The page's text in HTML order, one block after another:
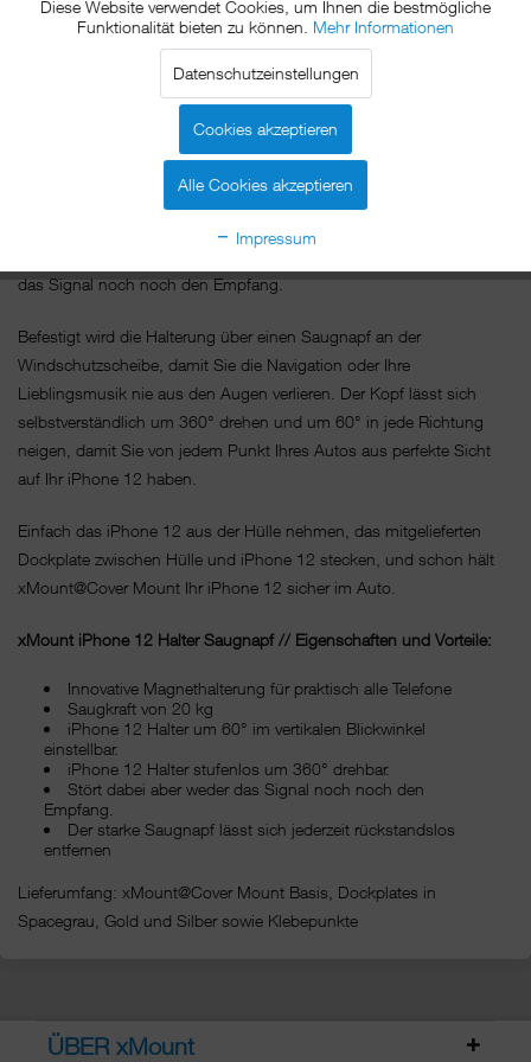
ist es sicher im Auto befestigt.
Das Geheimnis des xMount@Cover Mount ist die Dockplate, ein
kleines nur 0,2mm dickes aus Metall gefertigtes Plättchen, das Sie
problemlos zwischen Hülle und iPhone 12, direkt auf dem iPhone
können und die passgenau vom Magneten der Halterung
das Signal noch noch den Empfang.
Befestigt wird die Halterung über einen Saugnapf an der
Windschutzscheibe, damit Sie die Navigation oder Ihre
Lieblingsmusik nie aus den Augen verlieren. Der Kopf lässt sich
selbstverständlich um 360° drehen und um 60° in jede Richtung
neigen, damit Sie von jedem Punkt Ihres Autos aus perfekte Sicht
auf Ihr iPhone 12 haben.
Einfach das iPhone 12 aus der Hülle nehmen, das mitgelieferten
Dockplate zwischen Hülle und iPhone 12 stecken, und schon hält
xMount@Cover Mount Ihr iPhone 12 sicher im Auto.
xMount iPhone 12 Halter Saugnapf // Eigenschaften und Vorteile:
Innovative Magnethalterung für praktisch alle Telefone
Saugkraft von 20 kg
iPhone 12 Halter um 60° im vertikalen Blickwinkel
einstellbar.
iPhone 12 Halter stufenlos um 360° drehbar.
Stört dabei aber weder das Signal noch noch den
Empfang.
Der starke Saugnapf lässt sich jederzeit rückstandslos
entfernen
Lieferumfang: xMount@Cover Mount Basis, Dockplates in
Spacegrau, Gold und Silber sowie Klebepunkte
ÜBER xMount
Diese Website verwendet Cookies, um Ihnen die bestmögliche
Funktionalität bieten zu können. Mehr Informationen
Datenschutzeinstellungen
Cookies akzeptieren
Alle Cookies akzeptieren
Impressum